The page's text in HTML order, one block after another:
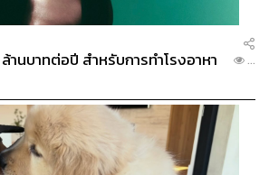
านบาทต่อปี สำหรับการทำโรงอาหา
...